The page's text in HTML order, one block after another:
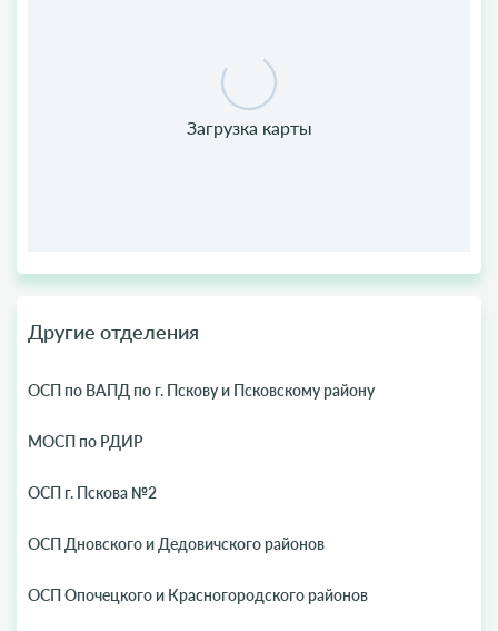
Другие отделения
ОСП по ВАПД по г. Пскову и Псковскому району
МОСП по РДИР
ОСП г. Пскова №2
ОСП Дновского и Дедовичского районов
ОСП Опочецкого и Красногородского районов